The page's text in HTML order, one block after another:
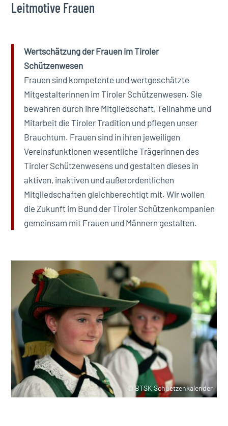
Leitmotive Frauen
Wertschätzung der Frauen im Tiroler
Schützenwesen
Frauen sind kompetente und wertgeschätzte
Mitgestalterinnen im Tiroler Schützenwesen. Sie
bewahren durch ihre Mitgliedschaft, Teilnahme und
Mitarbeit die Tiroler Tradition und pflegen unser
Brauchtum. Frauen sind in ihren jeweiligen
Vereinsfunktionen wesentliche Trägerinnen des
Tiroler Schützenwesens und gestalten dieses in
aktiven, inaktiven und außerordentlichen
Mitgliedschaften gleichberechtigt mit. Wir wollen
die Zukunft im Bund der Tiroler Schützenkompanien
gemeinsam mit Frauen und Männern gestalten.
© BTSK Schuetzenkalender